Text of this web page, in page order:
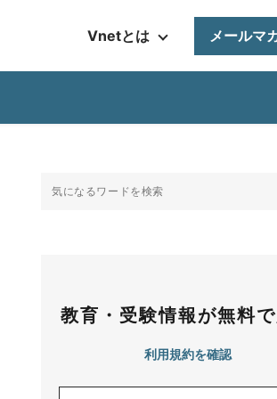
Vnetとは メールマ
教育・受験情報が無料で
利用規約を確認